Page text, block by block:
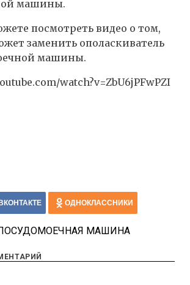
машины.
посмотреть видео о том,
заменить ополаскиватель
машины.
watch?v=ZbU6jPFwPZI
ОДНОКЛАССНИКИ
МАШИНА